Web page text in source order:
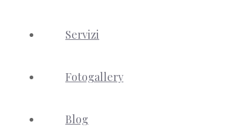
Servizi
Fotogallery
Blog